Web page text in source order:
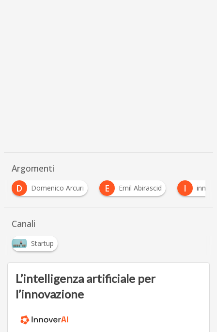
Argomenti
E
Emil Abirascid innovazione Invitalia
Canali
Startup
L’intelligenza artificiale per
l’innovazione